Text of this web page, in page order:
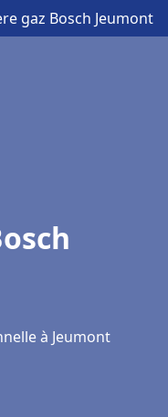
gaz Bosch Jeumont
à Jeumont